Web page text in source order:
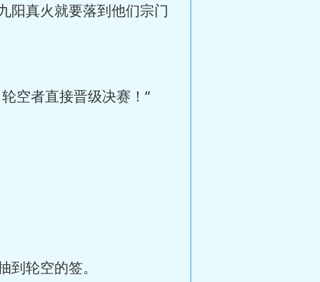
阳真火就要落到他们宗门
空者直接晋级决赛！”
轮空的签。